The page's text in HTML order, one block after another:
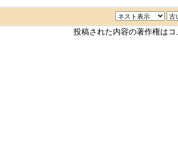
投稿された内容の著作権はコ